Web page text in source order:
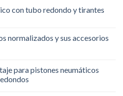
con tubo redondo y tirantes
normalizados y sus accesorios
para pistones neumáticos